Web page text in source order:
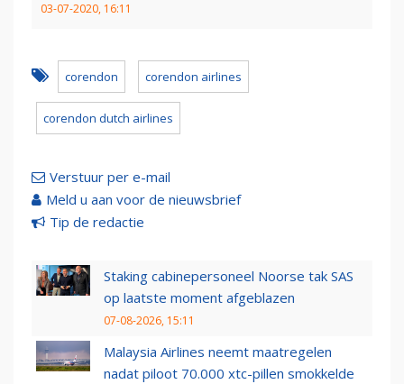
03-07-2020, 16:11
corendon corendon airlines
corendon dutch airlines
Verstuur per e-mail
Meld u aan voor de nieuwsbrief
Tip de redactie
Staking cabinepersoneel Noorse tak SAS
op laatste moment afgeblazen
07-08-2026, 15:11
Malaysia Airlines neemt maatregelen
nadat piloot 70.000 xtc-pillen smokkelde